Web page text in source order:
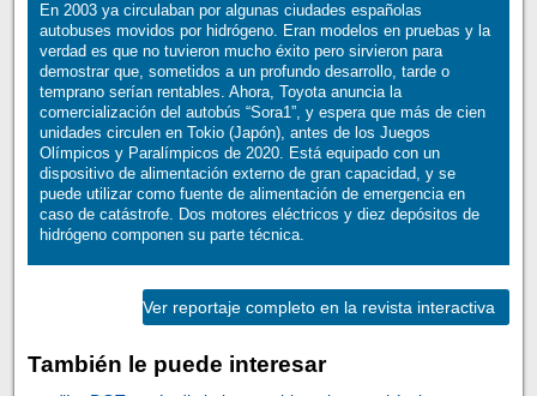
En 2003 ya circulaban por algunas ciudades españolas
autobuses movidos por hidrógeno. Eran modelos en pruebas y la
verdad es que no tuvieron mucho éxito pero sirvieron para
demostrar que, sometidos a un profundo desarrollo, tarde o
temprano serían rentables. Ahora, Toyota anuncia la
comercialización del autobús “Sora1”, y espera que más de cien
unidades circulen en Tokio (Japón), antes de los Juegos
Olímpicos y Paralímpicos de 2020. Está equipado con un
dispositivo de alimentación externo de gran capacidad, y se
puede utilizar como fuente de alimentación de emergencia en
caso de catástrofe. Dos motores eléctricos y diez depósitos de
hidrógeno componen su parte técnica.
Ver reportaje completo en la revista interactiva
También le puede interesar